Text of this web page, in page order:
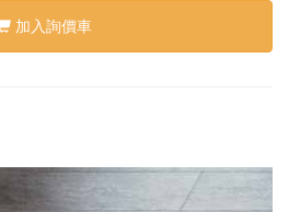
加入詢價車